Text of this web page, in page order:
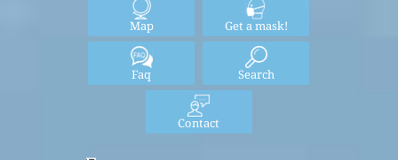
Map Get a mask!
Faq Search
Contact